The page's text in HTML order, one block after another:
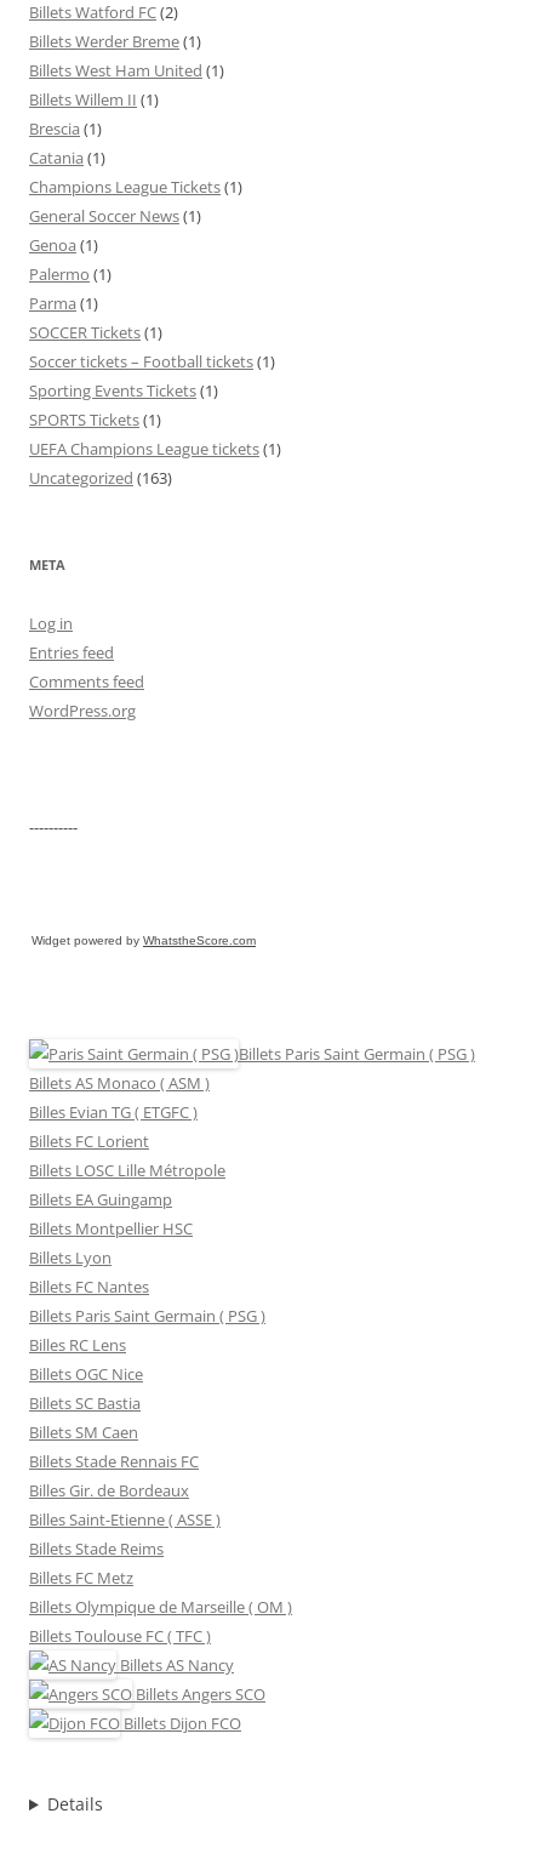
Billets Watford FC(2)
Billets Werder Breme(1)
Billets West Ham United (1)
Billets Willem II (1)
Brescia (1)
Catania (1)
Champions League Tickets(1)
General Soccer News(1)
Genoa (1)
Palermo (1)
Parma (1)
SOCCER Tickets(1)
Soccer tickets – Football tickets(1)
Sporting Events Tickets(1)
SPORTS Tickets(1)
UEFA Champions League tickets(1)
Uncategorized (163)
META
Log in
Entries feed
Comments feed
WordPress.org
----------
Widget powered by WhatstheScore.com
Billets Paris Saint Germain ( PSG )
Billets AS Monaco ( ASM )
Billes Evian TG ( ETGFC )
Billets FC Lorient
Billets LOSC Lille Métropole
Billets EA Guingamp
Billets Montpellier HSC
Billets Lyon
Billets FC Nantes
Billets Paris Saint Germain ( PSG )
Billes RC Lens
Billets OGC Nice
Billets SC Bastia
Billets SM Caen
Billets Stade Rennais FC
Billes Gir. de Bordeaux
Billes Saint-Etienne ( ASSE )
Billets Stade Reims
Billets FC Metz
Billets Olympique de Marseille ( OM )
Billets Toulouse FC ( TFC )
BilletsAS Nancy
BilletsAngers SCO
Billets Dijon FCO
Details